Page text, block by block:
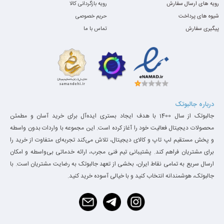
رویه های ارسال سفارش
شیوه های پرداخت
پیگیری سفارش
رویه بازگردانی کالا
حریم خصوصی
تماس با ما
درباره جالبوتک
جالبوتک از سال 1400 با هدف ایجاد بستری ایده‌آل برای خرید آسان و مطمئن
محصولات دیجیتال فعالیت خود را آغاز کرده است. این مجموعه با واردات بدون واسطه
و پخش مستقیم لپ تاپ و کالای دیجیتال، تلاش می‌کند تجربه‌ای متفاوت از خرید را
برای مشتریان فراهم کند. پشتیبانی تیم فنی مجرب، ارائه خدماتی بی‌واسطه و امکان
ارسال سریع به تمامی نقاط ایران، بخشی از تعهد جالبوتک به رضایت مشتریان است. با
جالبوتک، هوشمندانه انتخاب کنید و با خیالی آسوده خرید کنید.